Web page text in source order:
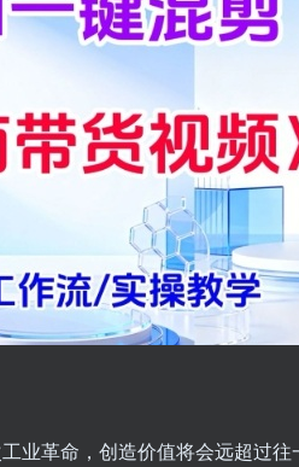
业革命，创造价值将会远超过